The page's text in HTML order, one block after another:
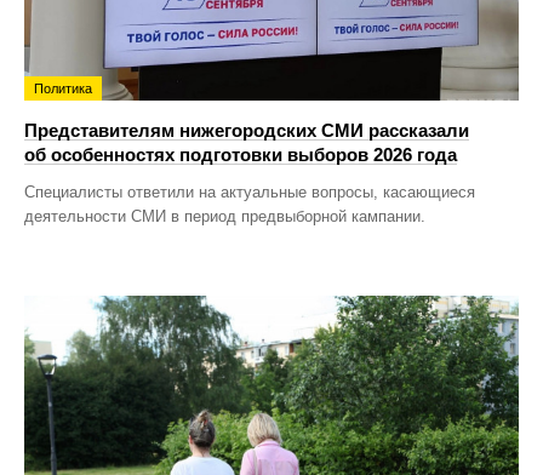
Политика
Представителям нижегородских СМИ рассказали
об особенностях подготовки выборов 2026 года
Специалисты ответили на актуальные вопросы, касающиеся
деятельности СМИ в период предвыборной кампании.